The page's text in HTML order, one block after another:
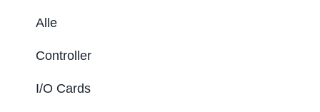
Alle
Controller
I/O Cards